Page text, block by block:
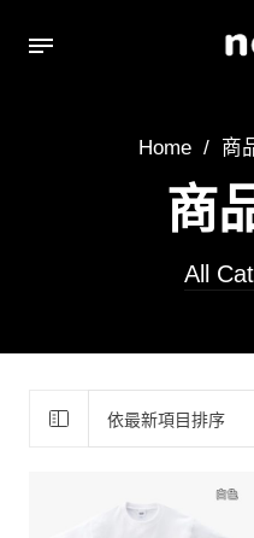
Home / 商
商
All
T-
依最新項目排序